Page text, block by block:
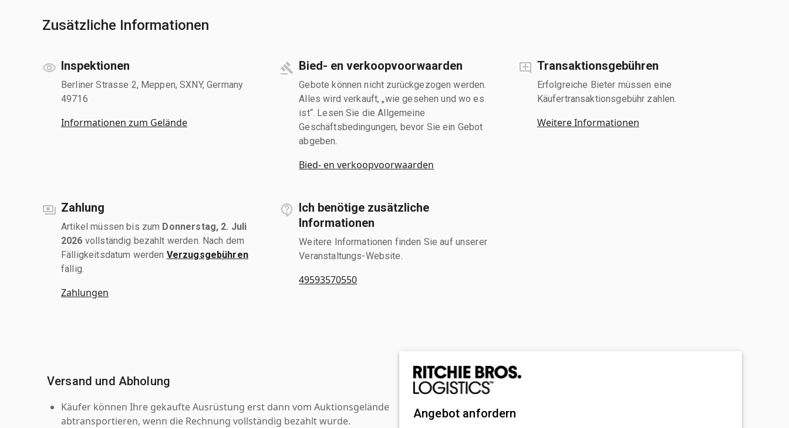
Zusätzliche Informationen
Inspektionen
Berliner Strasse 2, Meppen, SXNY, Germany
49716
Informationen zum Gelände
Bied- en verkoopvoorwaarden
Gebote können nicht zurückgezogen werden.
Alles wird verkauft, „wie gesehen und wo es
ist“. Lesen Sie die Allgemeine
Geschäftsbedingungen, bevor Sie ein Gebot
abgeben.
Bied- en verkoopvoorwaarden
Transaktionsgebühren
Erfolgreiche Bieter müssen eine
Käufertransaktionsgebühr zahlen.
Weitere Informationen
Zahlung
Artikel müssen bis zum Donnerstag, 2. Juli
2026 vollständig bezahlt werden. Nach dem
Fälligkeitsdatum werden Verzugsgebühren
fällig.
Zahlungen
Ich benötige zusätzliche
Informationen
Weitere Informationen finden Sie auf unserer
Veranstaltungs-Website.
49593570550
Versand und Abholung
Käufer können Ihre gekaufte Ausrüstung erst dann vom Auktionsgelände
abtransportieren, wenn die Rechnung vollständig bezahlt wurde.
Angebot anfordern